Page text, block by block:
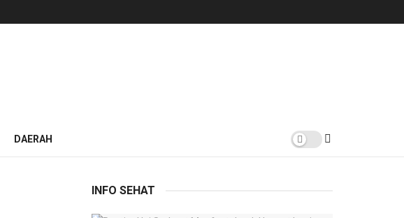
DAERAH
INFO SEHAT